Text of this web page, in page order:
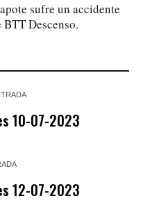
sufre un accidente
BTT Descenso.
10-07-2023
12-07-2023